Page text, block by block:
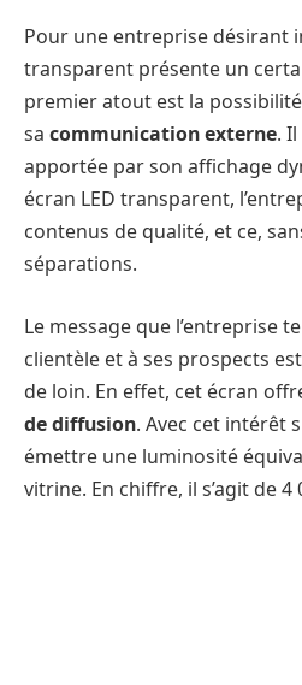
Pour une entreprise désirant
transparent présente un
premier atout est la
sa communication externe.
apportée par son affichage
écran LED transparent,
contenus de qualité, et ce,
séparations.
Le message que l’entreprise
clientèle et à ses prospects
de loin. En effet, cet écran
de diffusion. Avec cet intérêt
émettre une luminosité
vitrine. En chiffre, il s’agit de 4